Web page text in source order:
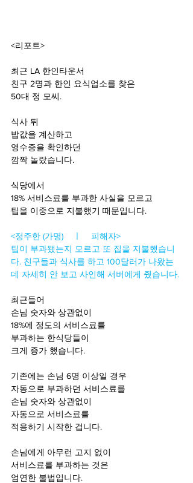
<리포트>
최근 LA 한인타운서
친구 2명과 한인 요식업소를 찾은
50대 정 모씨.
식사 뒤
밥값을 계산하고
영수증을 확인하던
깜짝 놀랐습니다.
식당에서
18% 서비스료를 부과한 사실을 모르고
팁을 이중으로 지불했기 때문입니다.
<정주한 (가명)    ㅣ    피해자>
팁이 부과됐는지 모르고 또 집을 지불했습니
다. 친구들과 식사를 하고 100달러가 나왔는
데 자세히 안 보고 사인해 서버에게 줬습니다.
최근들어
손님 숫자와 상관없이
18%에 정도의 서비스료를
부과하는 한식당들이
크게 증가 했습니다.
기존에는 손님 6명 이상일 경우
자동으로 부과하던 서비스료를
손님 숫자와 상관없이
자동으로 서비스료를
적용하기 시작한 겁니다.
손님에게 아무런 고지 없이
서비스료를 부과하는 것은
엄연한 불법입니다.